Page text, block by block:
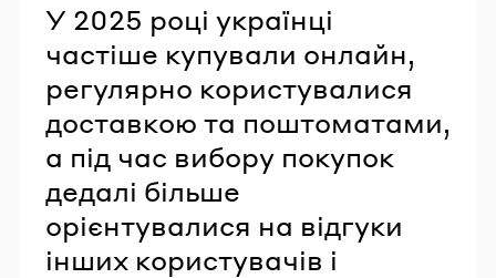
У 2025 році українці
частіше купували онлайн,
регулярно користувалися
доставкою та поштоматами,
а під час вибору покупок
дедалі більше
орієнтувалися на відгуки
інших користувачів і